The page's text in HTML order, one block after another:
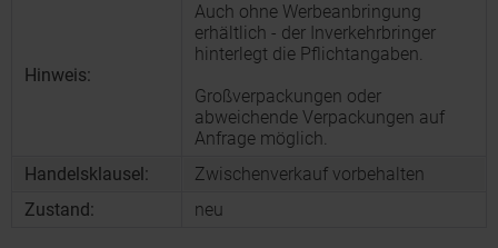
Hinweis:
Auch ohne Werbeanbringung
erhältlich - der Inverkehrbringer
hinterlegt die Pflichtangaben.
Großverpackungen oder
abweichende Verpackungen auf
Anfrage möglich.
Handelsklausel:
Zwischenverkauf vorbehalten
Zustand:
neu